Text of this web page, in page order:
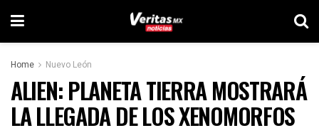
Home Nuevo León
ALIEN: PLANETA TIERRA MOSTRARÁ
LA LLEGADA DE LOS XENOMORFOS